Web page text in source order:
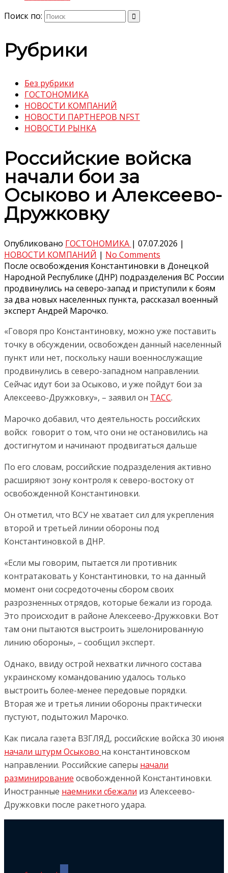
Поиск по:
Рубрики
Без рубрики
ГОСТОНОМИКА
НОВОСТИ КОМПАНИЙ
НОВОСТИ ПАРТНЕРОВ NFST
НОВОСТИ РЫНКА
Российские войска
начали бои за
Осыково и Алексеево-
Дружковку
Опубликовано ГОСТОНОМИКА | 07.07.2026 |
НОВОСТИ КОМПАНИЙ | No Comments
После освобождения Константиновки в Донецкой
Народной Республике (ДНР) подразделения ВС России
продвинулись на северо-запад и приступили к боям
за два новых населенных пункта, рассказал военный
эксперт Андрей Марочко.
«Говоря про Константиновку, можно уже поставить
точку в обсуждении, освобожден данный населенный
пункт или нет, поскольку наши военнослужащие
продвинулись в северо-западном направлении.
Сейчас идут бои за Осыково, и уже пойдут бои за
Алексеево-Дружковку», – заявил он ТАСС.
Марочко добавил, что деятельность российских
войск говорит о том, что они не остановились на
достигнутом и начинают продвигаться дальше
По его словам, российские подразделения активно
расширяют зону контроля к северо-востоку от
освобожденной Константиновки.
Он отметил, что ВСУ не хватает сил для укрепления
второй и третьей линии обороны под
Константиновкой в ДНР.
«Если мы говорим, пытается ли противник
контратаковать у Константиновки, то на данный
момент они сосредоточены сбором своих
разрозненных отрядов, которые бежали из города.
Это происходит в районе Алексеево-Дружковки. Вот
там они пытаются выстроить эшелонированную
линию обороны», – сообщил эксперт.
Однако, ввиду острой нехватки личного состава
украинскому командованию удалось только
выстроить более-менее передовые порядки.
Вторая же и третья линии обороны практически
пустуют, подытожил Марочко.
Как писала газета ВЗГЛЯД, российские войска 30 июня
начали штурм Осыково на константиновском
направлении. Российские саперы начали
разминирование освобожденной Константиновки.
Иностранные наемники сбежали из Алексеево-
Дружковки после ракетного удара.